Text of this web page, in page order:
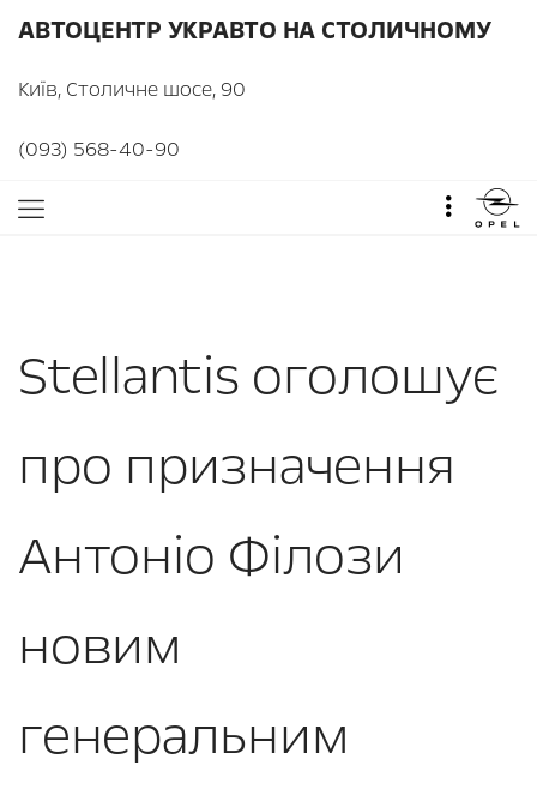
АВТОЦЕНТР УКРАВТО НА СТОЛИЧНОМУ
Київ, Столичне шосе, 90
(093) 568-40-90
Stellantis оголошує
про призначення
Антоніо Філози
новим
генеральним